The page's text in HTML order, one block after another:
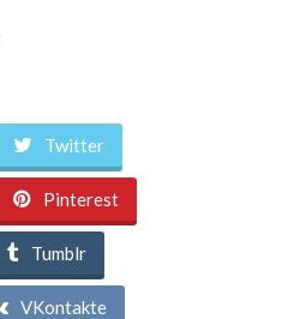
Twitter
Pinterest
Tumblr
VKontakte